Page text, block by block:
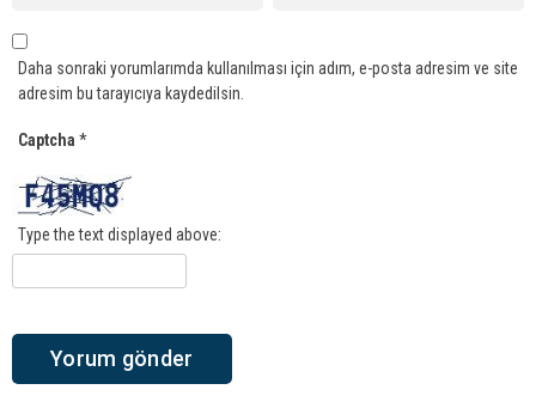
Daha sonraki yorumlarımda kullanılması için adım, e-posta adresim ve site
adresim bu tarayıcıya kaydedilsin.
Captcha *
Type the text displayed above: